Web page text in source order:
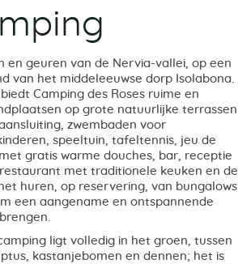
en geuren van de Nervia-vallei, op een
van het middeleeuwse dorp Isolabona.
Camping des Roses ruime en
op grote natuurlijke terrassen
zwembaden voor
speeltuin, tafeltennis, jeu de
gratis warme douches, bar, receptie
met traditionele keuken en de
huren, op reservering, van bungalows
een aangename en ontspannende
ligt volledig in het groen, tussen
kastanjebomen en dennen; het is